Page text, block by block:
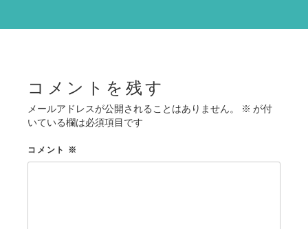
シ
コメントを残す
メールアドレスが公開されることはありません。 ※ が付
いている欄は必須項目です
コメント ※